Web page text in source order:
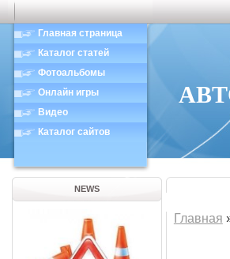
Главная страница
Каталог статей
Фотоальбомы
Онлайн игры
Видео
Каталог сайтов
NEWS
Главная